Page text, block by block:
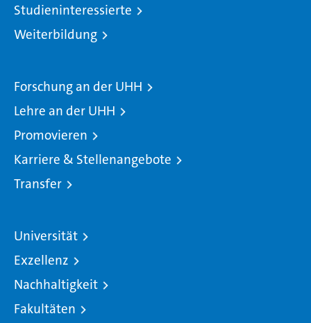
Studieninteressierte
Weiterbildung
Forschung an der UHH
Lehre an der UHH
Promovieren
Karriere & Stellenangebote
Transfer
Universität
Exzellenz
Nachhaltigkeit
Fakultäten